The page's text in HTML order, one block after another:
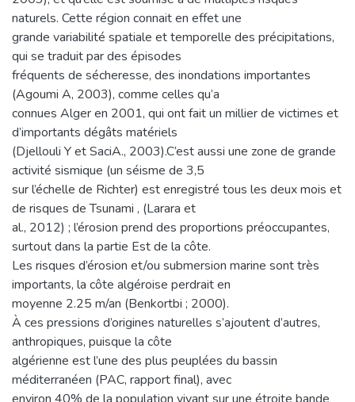
naturels. Cette région connait en effet une
grande variabilité spatiale et temporelle des précipitations,
qui se traduit par des épisodes
fréquents de sécheresse, des inondations importantes
(Agoumi A, 2003), comme celles qu’a
connues Alger en 2001, qui ont fait un millier de victimes et
d’importants dégâts matériels
(Djellouli Y et SaciA., 2003).C’est aussi une zone de grande
activité sismique (un séisme de 3,5
sur l’échelle de Richter) est enregistré tous les deux mois et
de risques de Tsunami , (Larara et
al., 2012) ; l’érosion prend des proportions préoccupantes,
surtout dans la partie Est de la côte.
Les risques d’érosion et/ou submersion marine sont très
importants, la côte algéroise perdrait en
moyenne 2.25 m/an (Benkortbi ; 2000).
À ces pressions d’origines naturelles s’ajoutent d’autres,
anthropiques, puisque la côte
algérienne est l’une des plus peuplées du bassin
méditerranéen (PAC, rapport final), avec